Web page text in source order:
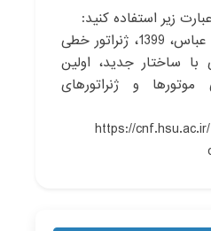
زیر استفاده کنید:
صبوری، چیاکو، شیری، عباس، 1399، ژنراتور خطی
با ساختار جدید، اولین
موتورها و ژنراتورهای
https://